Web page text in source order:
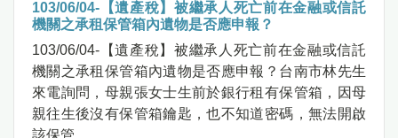
103/06/04-【遺產稅】被繼承人死亡前在金融或信託
機關之承租保管箱內遺物是否應申報？
103/06/04-【遺產稅】被繼承人死亡前在金融或信託
機關之承租保管箱內遺物是否應申報？台南市林先生
來電詢問，母親張女士生前於銀行租有保管箱，因母
親往生後沒有保管箱鑰匙，也不知道密碼，無法開啟